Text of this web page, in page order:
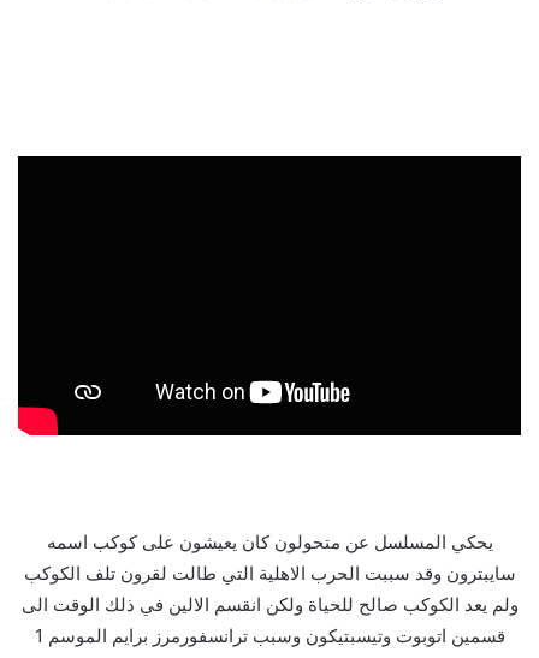
يحكي المسلسل عن متحولون كان يعيشون على كوكب اسمه
سايبترون وقد سببت الحرب الاهلية التي طالت لقرون تلف الكوكب
ولم يعد الكوكب صالح للحياة ولكن انقسم الالين في ذلك الوقت الى
قسمين اتوبوت وتيسبتيكون وسبب ترانسفورمرز برايم الموسم 1